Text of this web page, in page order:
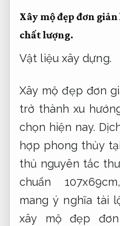
Xây mộ đẹp đơn
chất lượng.
Vật liệu xây dựng.
Xây mộ đẹp đơn
trở thành xu
chọn hiện nay.
hợp phong thủy
thủ nguyên tắc
chuẩn
mang ý nghĩa tài
xây mộ đẹp